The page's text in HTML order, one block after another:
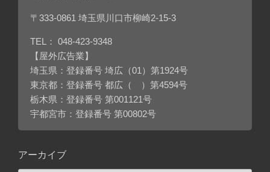
〒333-0861 埼玉県川口市柳崎2-15-3
TEL： 048-423-9348
【屋外広告業】
埼玉県：登録番号 埼広（01）第1924号
東京都：登録番号 都広（ ）第4594号
栃木県：登録番号 第001121号
宇都宮市：登録番号 第00802号
アーカイブ